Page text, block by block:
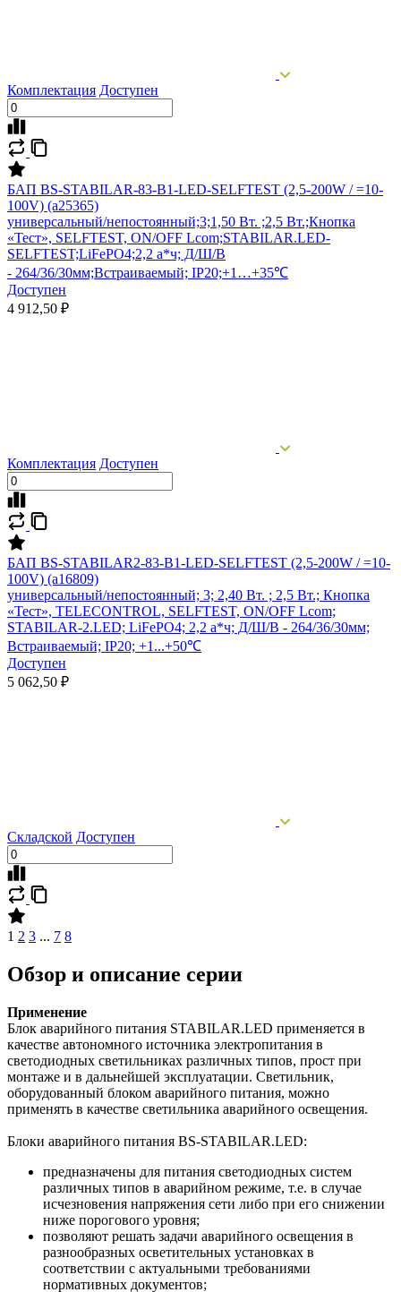
Комплектация Доступен
БАП BS-STABILAR-83-B1-LED-SELFTEST (2,5-200W / =10-
100V) (a25365)
универсальный/непостоянный;3;1,50 Вт. ;2,5 Вт.;Кнопка
«Тест», SELFTEST, ON/OFF Lcom;STABILAR.LED-
SELFTEST;LiFePO4;2,2 а*ч; Д/Ш/В
- 264/36/30мм;Встраиваемый; IP20;+1…+35℃
Доступен
4 912,50 ₽
Комплектация Доступен
БАП BS-STABILAR2-83-B1-LED-SELFTEST (2,5-200W / =10-
100V) (a16809)
универсальный/непостоянный; 3; 2,40 Вт. ; 2,5 Вт.; Кнопка
«Тест», TELECONTROL, SELFTEST, ON/OFF Lcom;
STABILAR-2.LED; LiFePO4; 2,2 а*ч; Д/Ш/В - 264/36/30мм;
Встраиваемый; IP20; +1...+50℃
Доступен
5 062,50 ₽
Складской Доступен
1 2 3 ... 7 8
Обзор и описание серии
Применение
Блок аварийного питания STABILAR.LED применяется в
качестве автономного источника электропитания в
светодиодных светильниках различных типов, прост при
монтаже и в дальнейшей эксплуатации. Светильник,
оборудованный блоком аварийного питания, можно
применять в качестве светильника аварийного освещения.
Блоки аварийного питания BS-STABILAR.LED:
предназначены для питания светодиодных систем
различных типов в аварийном режиме, т.е. в случае
исчезновения напряжения сети либо при его снижении
ниже порогового уровня;
позволяют решать задачи аварийного освещения в
разнообразных осветительных установках в
соответствии с актуаль­ными требованиями
нормативных документов;